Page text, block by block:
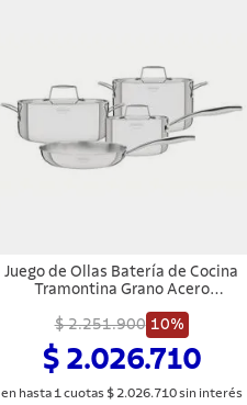
Juego de Ollas Batería de Cocina
Tramontina Grano Acero
$ 2.251.900 10%
$ 2.026.710
en hasta 1 cuotas $ 2.026.710sin interés